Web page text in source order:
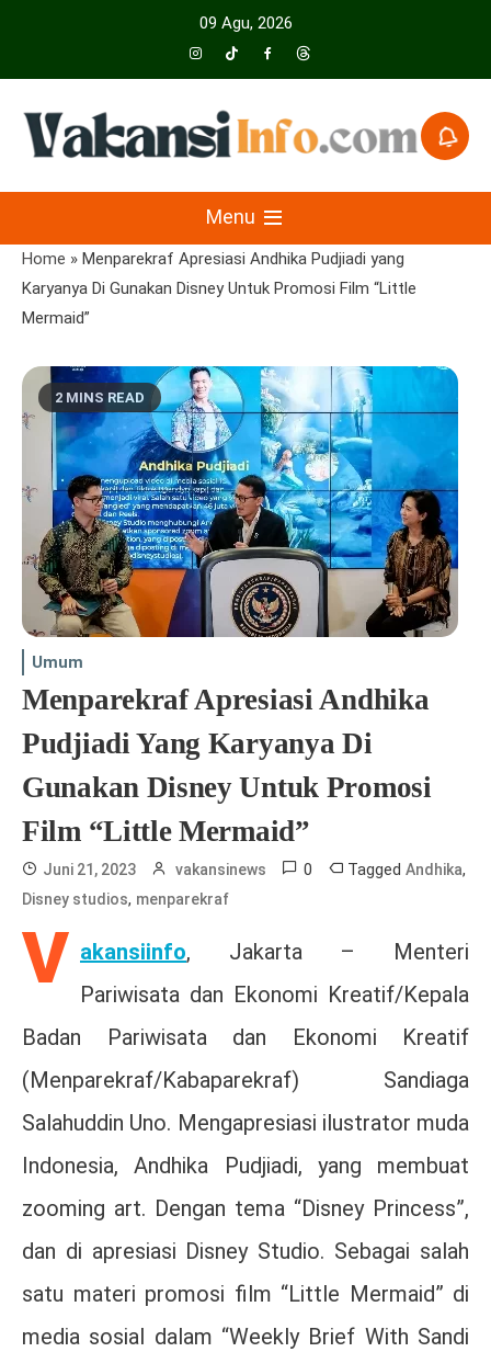
09 Agu, 2026
VakansiinfoMenu
Home » Menparekraf Apresiasi Andhika Pudjiadi yang
Karyanya Di Gunakan Disney Untuk Promosi Film “Little
Mermaid”
2 MINS READ
Umum
Menparekraf Apresiasi Andhika
Pudjiadi Yang Karyanya Di
Gunakan Disney Untuk Promosi
Film “Little Mermaid”
Juni 21, 2023 vakansinews 0 Tagged Andhika,
Disney studios, menparekraf
V akansiinfo, Jakarta – Menteri
Pariwisata dan Ekonomi Kreatif/Kepala
Badan Pariwisata dan Ekonomi Kreatif
(Menparekraf/Kabaparekraf) Sandiaga
Salahuddin Uno. Mengapresiasi ilustrator muda
Indonesia, Andhika Pudjiadi, yang membuat
zooming art. Dengan tema “Disney Princess”,
dan di apresiasi Disney Studio. Sebagai salah
satu materi promosi film “Little Mermaid” di
media sosial dalam “Weekly Brief With Sandi